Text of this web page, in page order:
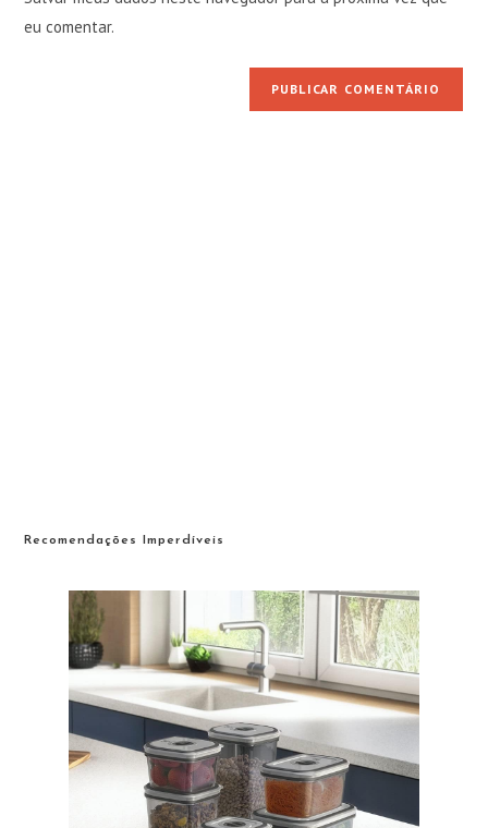
comentar
seu
site
eu comentar.
Recomendações Imperdíveis